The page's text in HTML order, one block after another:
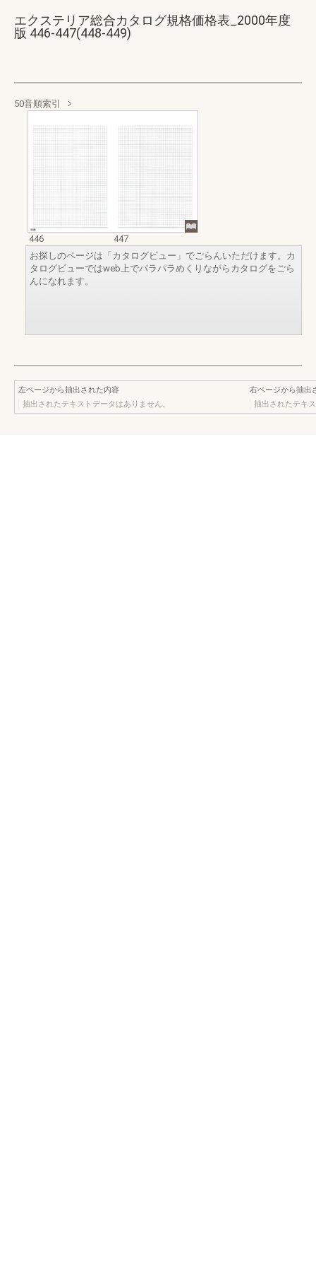
エクステリア総合カタログ規格価格表_2000年度
版 446-447(448-449)
50音順索引
446
447
お探しのページは「カタログビュー」でごらんいただけます。カ
タログビューではweb上でパラパラめくりながらカタログをごら
んになれます。
左ページから抽出された内容
抽出されたテキストデータはありません。
右ページから抽出
抽出されたテキ